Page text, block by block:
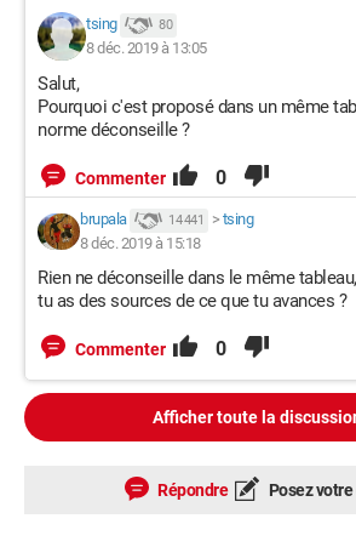
tsing 80
8 déc. 2019 à 13:05
Salut,
Pourquoi c'est proposé dans un même
norme déconseille ?
Commenter 0
brupala 14 441 > tsing
8 déc. 2019 à 15:18
Rien ne déconseille dans le même tableau,
tu as des sources de ce que tu avances ?
Commenter 0
Afficher toute la
Répondre Posez